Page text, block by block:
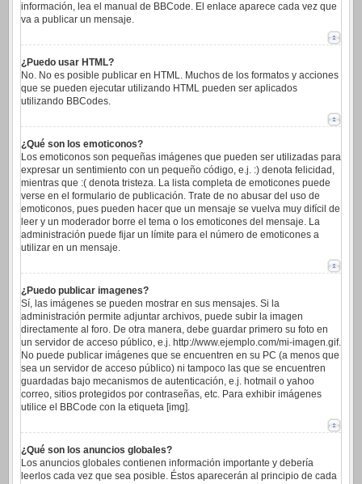
información, lea el manual de BBCode. El enlace aparece cada vez que
va a publicar un mensaje.
¿Puedo usar HTML?
No. No es posible publicar en HTML. Muchos de los formatos y acciones
que se pueden ejecutar utilizando HTML pueden ser aplicados
utilizando BBCodes.
¿Qué son los emoticonos?
Los emoticonos son pequeñas imágenes que pueden ser utilizadas para
expresar un sentimiento con un pequeño código, e.j. :) denota felicidad,
mientras que :( denota tristeza. La lista completa de emoticones puede
verse en el formulario de publicación. Trate de no abusar del uso de
emoticonos, pues pueden hacer que un mensaje se vuelva muy difícil de
leer y un moderador borre el tema o los emoticones del mensaje. La
administración puede fijar un límite para el número de emoticones a
utilizar en un mensaje.
¿Puedo publicar imagenes?
Sí, las imágenes se pueden mostrar en sus mensajes. Si la
administración permite adjuntar archivos, puede subir la imagen
directamente al foro. De otra manera, debe guardar primero su foto en
un servidor de acceso público, e.j. http://www.ejemplo.com/mi-imagen.gif.
No puede publicar imágenes que se encuentren en su PC (a menos que
sea un servidor de acceso público) ni tampoco las que se encuentren
guardadas bajo mecanismos de autenticación, e.j. hotmail o yahoo
correo, sitios protegidos por contraseñas, etc. Para exhibir imágenes
utilice el BBCode con la etiqueta [img].
¿Qué son los anuncios globales?
Los anuncios globales contienen información importante y debería
leerlos cada vez que sea posible. Éstos aparecerán al principio de cada